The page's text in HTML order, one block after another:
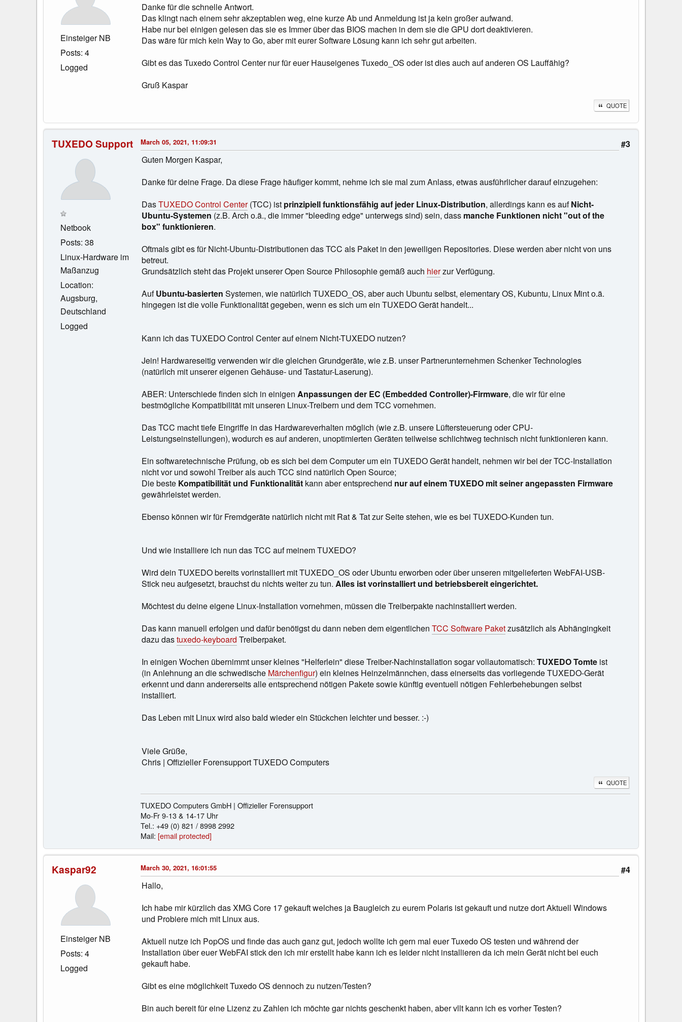
Einsteiger NB
Posts: 4
Logged
Danke für die schnelle Antwort.
Das klingt nach einem sehr akzeptablen weg, eine kurze Ab und Anmeldung ist ja kein großer aufwand.
Habe nur bei einigen gelesen das sie es Immer über das BIOS machen in dem sie die GPU dort deaktivieren.
Das wäre für mich kein Way to Go, aber mit eurer Software Lösung kann ich sehr gut arbeiten.
Gibt es das Tuxedo Control Center nur für euer Hauseigenes Tuxedo_OS oder ist dies auch auf anderen OS Lauffähig?
Gruß Kaspar
QUOTE
TUXEDO Support
Netbook
Posts: 38
Linux-Hardware im
Maßanzug
Location:
Augsburg,
Deutschland
Logged
#3
March 05, 2021, 11:09:31
Guten Morgen Kaspar,
Danke für deine Frage. Da diese Frage häufiger kommt, nehme ich sie mal zum Anlass, etwas ausführlicher darauf einzugehen:
DasTUXEDO Control Center(TCC) ist prinzipiell funktionsfähig auf jeder Linux-Distribution, allerdings kann es aufNicht-
Ubuntu-Systemen (z.B. Arch o.ä., die immer "bleeding edge" unterwegs sind) sein, dass manche Funktionen nicht "out of the
box" funktionieren.
Oftmals gibt es für Nicht-Ubuntu-Distributionen das TCC als Paket in den jeweiligen Repositories. Diese werden aber nicht von uns
betreut.
Grundsätzlich steht das Projekt unserer Open Source Philosophie gemäß auch hierzur Verfügung.
AufUbuntu-basierten Systemen, wie natürlich TUXEDO_OS, aber auch Ubuntu selbst, elementary OS, Kubuntu, Linux Mint o.ä.
hingegen ist die volle Funktionalität gegeben, wenn es sich um ein TUXEDO Gerät handelt...
Kann ich das TUXEDO Control Center auf einem Nicht-TUXEDO nutzen?
Jein! Hardwareseitig verwenden wir die gleichen Grundgeräte, wie z.B. unser Partnerunternehmen Schenker Technologies
(natürlich mit unserer eigenen Gehäuse- und Tastatur-Laserung).
ABER: Unterschiede finden sich in einigen Anpassungen der EC (Embedded Controller)-Firmware, die wir für eine
bestmögliche Kompatibilität mit unseren Linux-Treibern und dem TCC vornehmen.
Das TCC macht tiefe Eingriffe in das Hardwareverhalten möglich (wie z.B. unsere Lüftersteuerung oder CPU-
Leistungseinstellungen), wodurch es auf anderen, unoptimierten Geräten teilweise schlichtweg technisch nicht funktionieren kann.
Ein softwaretechnische Prüfung, ob es sich bei dem Computer um ein TUXEDO Gerät handelt, nehmen wir bei der TCC-Installation
nicht vor und sowohl Treiber als auch TCC sind natürlich Open Source;
Die beste Kompatibilität und Funktionalität kann aber entsprechend nur auf einem TUXEDO mit seiner angepassten Firmware
gewährleistet werden.
Ebenso können wir für Fremdgeräte natürlich nicht mit Rat & Tat zur Seite stehen, wie es bei TUXEDO-Kunden tun.
Und wie installiere ich nun das TCC auf meinem TUXEDO?
Wird dein TUXEDO bereits vorinstalliert mit TUXEDO_OS oder Ubuntu erworben oder über unseren mitgelieferten WebFAI-USB-
Stick neu aufgesetzt, brauchst du nichts weiter zu tun. Alles ist vorinstalliert und betriebsbereit eingerichtet.
Möchtest du deine eigene Linux-Installation vornehmen, müssen die Treiberpakte nachinstalliert werden.
Das kann manuell erfolgen und dafür benötigst du dann neben dem eigentlichen TCC Software Paketzusätzlich als Abhängingkeit
dazu dastuxedo-keyboard Treiberpaket.
In einigen Wochen übernimmt unser kleines "Helferlein" diese Treiber-Nachinstallation sogar vollautomatisch: TUXEDO Tomte ist
(in Anlehnung an die schwedische Märchenfigur) ein kleines Heinzelmännchen, dass einerseits das vorliegende TUXEDO-Gerät
erkennt und dann andererseits alle entsprechend nötigen Pakete sowie künftig eventuell nötigen Fehlerbehebungen selbst
installiert.
Das Leben mit Linux wird also bald wieder ein Stückchen leichter und besser. :-)
Viele Grüße,
Chris | Offizieller Forensupport TUXEDO Computers
QUOTE
TUXEDO Computers GmbH | Offizieller Forensupport
Mo-Fr 9-13 & 14-17 Uhr
Tel.: +49 (0) 821 / 8998 2992
Mail: [email protected]
Kaspar92
Einsteiger NB
Posts: 4
Logged
#4
March 30, 2021, 16:01:55
Hallo,
Ich habe mir kürzlich das XMG Core 17 gekauft welches ja Baugleich zu eurem Polaris ist gekauft und nutze dort Aktuell Windows
und Probiere mich mit Linux aus.
Aktuell nutze ich PopOS und finde das auch ganz gut, jedoch wollte ich gern mal euer Tuxedo OS testen und während der
Installation über euer WebFAI stick den ich mir erstellt habe kann ich es leider nicht installieren da ich mein Gerät nicht bei euch
gekauft habe.
Gibt es eine möglichkeit Tuxedo OS dennoch zu nutzen/Testen?
Bin auch bereit für eine Lizenz zu Zahlen ich möchte gar nichts geschenkt haben, aber vllt kann ich es vorher Testen?